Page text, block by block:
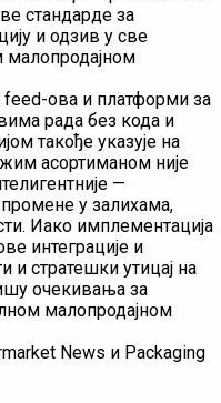
стандарде за
и одзив у све
малопродајном
ова и платформи за
рада без кода и
такође указује на
асортиманом није
—
промене у залихама,
Иако имплементација
интеграције и
и стратешки утицај на
очекивања за
малопродајном
News и Packaging